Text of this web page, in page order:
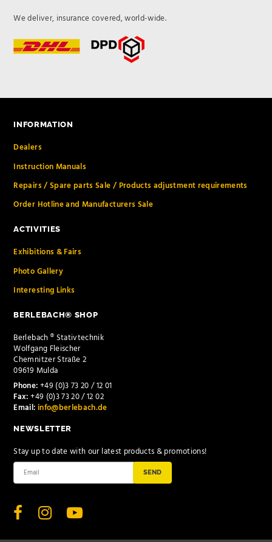
We deliver, insurance covered, world-wide.
INFORMATION
Dealers
Instruction Manuals
Repairs / Spare parts Sale / Products adjustment requirements
Order Hotline and Manufacturers Sale
ACTIVITIES
Exhibitions & Fairs
Photo Gallery
Interesting Links
BERLEBACH® SHOP
Berlebach ® Stativtechnik
Wolfgang Fleischer
Chemnitzer Straße 2
09619 Mulda
Phone:+49 (0)3 73 20 / 12 01
Fax:+49 (0)3 73 20 / 12 02
Email:info@berlebach.de
NEWSLETTER
Stay up to date with our latest products & promotions!
SEND